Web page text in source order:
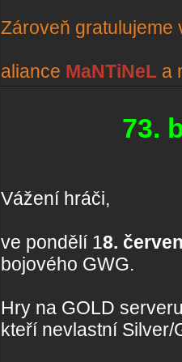
Zároveň gratulujeme
aliance MaNTiNeL a
73.
Vážení hráči,
ve pondělí 18.
bojového GWG.
Hry na GOLD
kteří nevlastní Silver/